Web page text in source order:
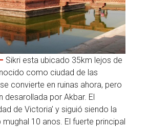
Sikri esta ubicado 35km lejos de
como ciudad de las
convierte en ruinas ahora, pero
desarollada por Akbar. El
de Victoria’ y siguió siendo la
10 anos. El fuerte principal